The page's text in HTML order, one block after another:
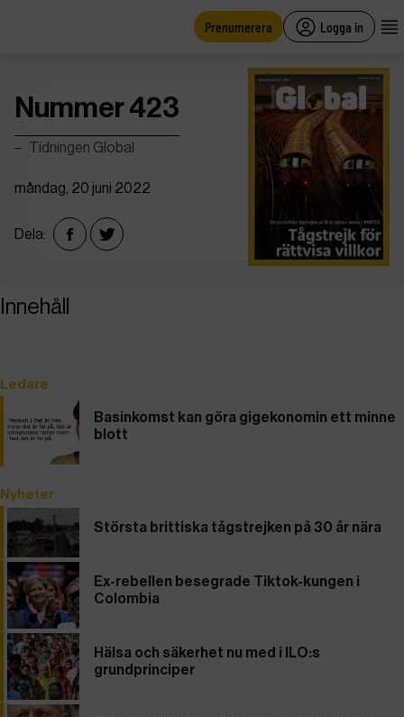
Prenumerera Logga in
Nummer 423
Tidningen Global
måndag, 20 juni 2022
Dela:
Innehåll
Ledare
Basinkomst kan göra gigekonomin ett minne
blott
Nyheter
Största brittiska tågstrejken på 30 år nära
Ex-rebellen besegrade Tiktok-kungen i
Colombia
Hälsa och säkerhet nu med i ILO:s
grundprinciper